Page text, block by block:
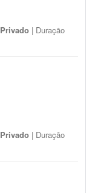
Privado | Duração
Privado | Duração